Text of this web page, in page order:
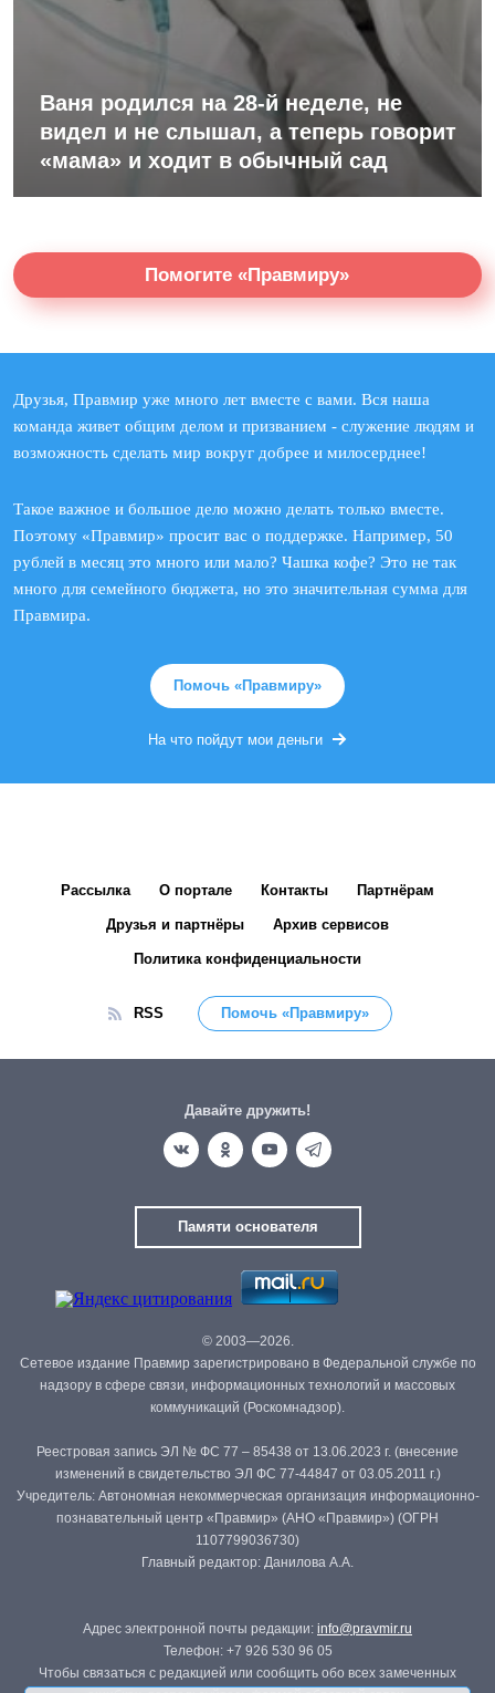
Ваня родился на 28-й неделе, не
видел и не слышал, а теперь говорит
«мама» и ходит в обычный сад
Помогите «Правмиру»
Друзья, Правмир уже много лет вместе с вами. Вся наша
команда живет общим делом и призванием - служение людям и
возможность сделать мир вокруг добрее и милосерднее!
Такое важное и большое дело можно делать только вместе.
Поэтому «Правмир» просит вас о поддержке. Например, 50
рублей в месяц это много или мало? Чашка кофе? Это не так
много для семейного бюджета, но это значительная сумма для
Правмира.
Помочь «Правмиру»
На что пойдут мои деньги
Рассылка О портале Контакты Партнёрам
Друзья и партнёры Архив сервисов
Политика конфиденциальности
RSS Помочь «Правмиру»
Давайте дружить!
Памяти основателя
© 2003—2026.
Сетевое издание Правмир зарегистрировано в Федеральной службе по
надзору в сфере связи, информационных технологий и массовых
коммуникаций (Роскомнадзор).
Реестровая запись ЭЛ № ФС 77 – 85438 от 13.06.2023 г. (внесение
изменений в свидетельство ЭЛ ФС 77-44847 от 03.05.2011 г.)
Учредитель: Автономная некоммерческая организация информационно-
познавательный центр «Правмир» (АНО «Правмир») (ОГРН
1107799036730)
Главный редактор: Данилова А.А.
Адрес электронной почты редакции: info@pravmir.ru
Телефон: +7 926 530 96 05
Чтобы связаться с редакцией или сообщить обо всех замеченных